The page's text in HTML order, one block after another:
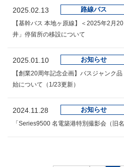
2025.02.13 路線バス
【基幹バス 本地ヶ原線】＜2025年2月
井」停留所の移設について
2025.01.10 お知らせ
【創業20周年記念企画】バスジャンク
始について（1/23更新）
2024.11.28 お知らせ
「Series9500 名電築港特別撮影会（旧